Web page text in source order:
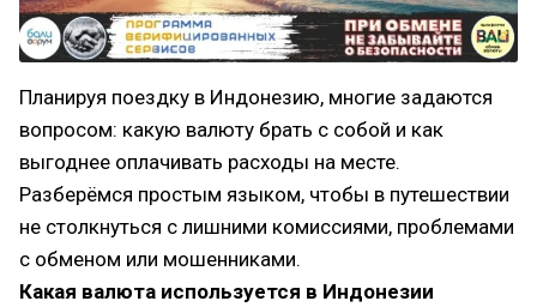
Планируя поездку в Индонезию, многие задаются
вопросом: какую валюту брать с собой и как
выгоднее оплачивать расходы на месте.
Разберёмся простым языком, чтобы в путешествии
не столкнуться с лишними комиссиями, проблемами
с обменом или мошенниками.
Какая валюта используется в Индонезии